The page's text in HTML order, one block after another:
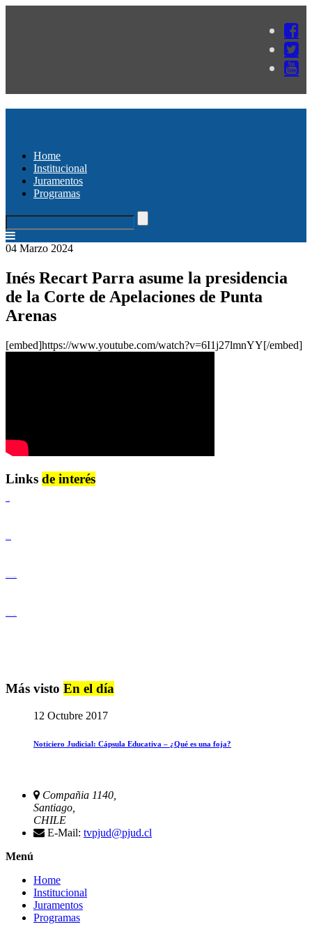
Home
Institucional
Juramentos
Programas
04 Marzo 2024
Inés Recart Parra asume la presidencia
de la Corte de Apelaciones de Punta
Arenas
[embed]https://www.youtube.com/watch?v=6I1j27lmnYY[/embed]
Links de interés
Más visto En el día
12 Octubre 2017
Noticiero Judicial: Cápsula Educativa – ¿Qué es una foja?
Compañia 1140,
Santiago,
CHILE
E-Mail: tvpjud@pjud.cl
Menú
Home
Institucional
Juramentos
Programas